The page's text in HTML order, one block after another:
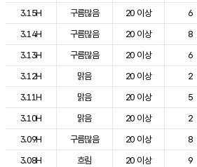
3.15H
구름많음 20 이상 6
3.14H
구름많음 20 이상 8
3.13H
구름많음 20 이상 6
3.12H
맑음 20 이상 2
3.11H
맑음 20 이상 5
3.10H
맑음 20 이상 2
3.09H
구름많음 20 이상 8
3.08H
흐림 20 이상 9